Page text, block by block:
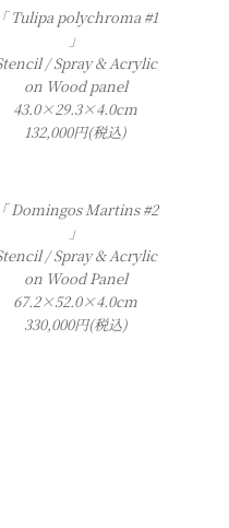
「 Tulipa polychroma #1
」
/ Spray & Acrylic
on Wood panel
43.0×29.3×4.0cm
132,000円(税込)
「 Domingos Martins #2
」
/ Spray & Acrylic
on Wood Panel
67.2×52.0×4.0cm
330,000円(税込)